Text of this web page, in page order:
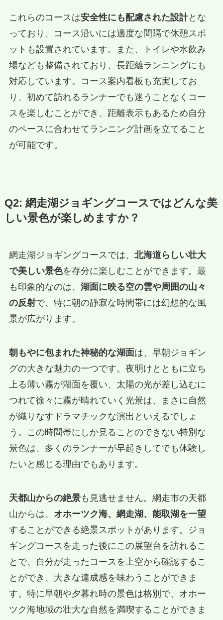
これらのコースは安全性にも配慮された設計とな
っており、コース沿いには適度な間隔で休憩スポ
ットも設置されています。また、トイレや水飲み
場なども整備されており、長距離ランニングにも
対応しています。コース案内看板も充実してお
り、初めて訪れるランナーでも迷うことなくコー
スを楽しむことができ、距離表示もあるため自分
のペースに合わせてランニング計画を立てること
が可能です。
Q2: 網走湖ジョギングコースではどんな美
しい景色が楽しめますか？
網走湖ジョギングコースでは、 北海道らしい壮大
で美しい景色を存分に楽しむことができます。最
も印象的なのは、 湖面に映る空の雲や周囲の山々
の反射で、特に朝の静寂な時間帯には幻想的な風
景が広がります。
朝もやに包まれた神秘的な湖面は、早朝ジョギン
グの大きな魅力の一つです。夜明けとともに立ち
上る薄い霧が湖面を覆い、太陽の光が差し込むに
つれて徐々に霧が晴れていく光景は、まさに自然
が織りなすドラマチックな演出といえるでしょ
う。この時間帯にしか見ることのできない特別な
景色は、多くのランナーが早起きしてでも体験し
たいと感じる理由でもあります。
天都山からの絶景も見逃せません。網走市の天都
山からは、 オホーツク海、網走湖、能取湖を一望
することができる絶景スポットがあります。ジョ
ギングコースを走った後にこの展望台を訪れるこ
とで、自分が走ったコースを上空から確認するこ
とができ、大きな達成感を味わうことができま
す。特に早朝や夕暮れ時の景色は格別で、オホー
ツク海地域の壮大な自然を満喫することができま